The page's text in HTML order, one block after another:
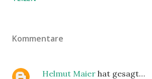
Kommentare
Helmut Maier hat gesagt…